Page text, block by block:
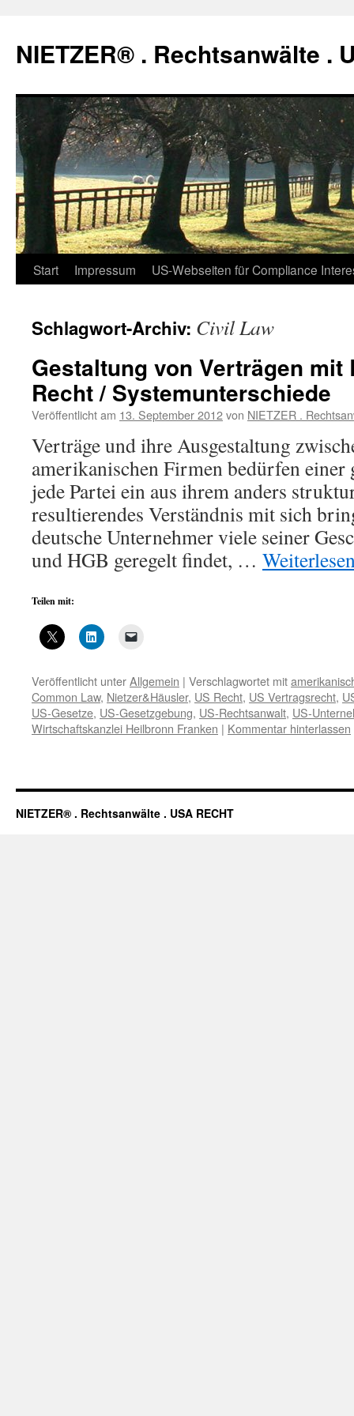
springen
NIETZER® . Rechtsanwälte .
Start Impressum US-Webseiten für Compliance
Schlagwort-Archiv: Civil Law
Gestaltung von Verträgen mit
Recht / Systemunterschiede
Veröffentlicht am 13. September 2012von NIETZER .
Verträge und ihre Ausgestaltung
amerikanischen Firmen bedürfen einer
jede Partei ein aus ihrem anders
resultierendes Verständnis mit sich
deutsche Unternehmer viele seiner
und HGB geregelt findet, …
Teilen mit:
Veröffentlicht unterAllgemein | Verschlagwortet mit
Common Law, Nietzer&Häusler, US Recht, US Vertragsrecht,
US-Gesetze, US-Gesetzgebung, US-Rechtsanwalt, US-
Wirtschaftskanzlei Heilbronn Franken | Kommentar hinterlassen
NIETZER® . Rechtsanwälte . USA RECHT